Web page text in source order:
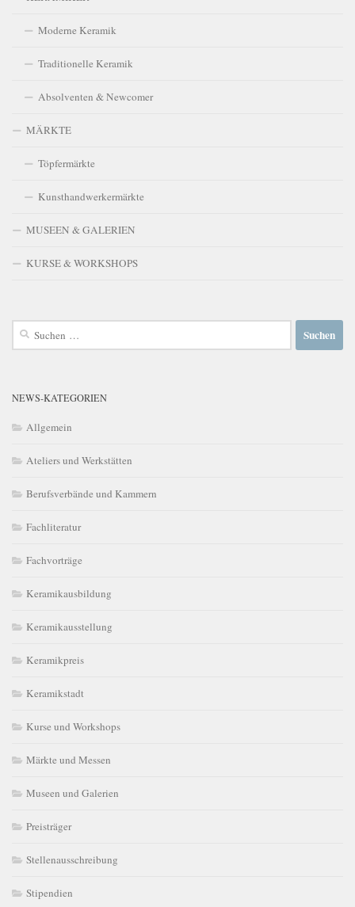
Moderne Keramik
Traditionelle Keramik
Absolventen & Newcomer
MÄRKTE
Töpfermärkte
Kunsthandwerkermärkte
MUSEEN & GALERIEN
KURSE & WORKSHOPS
Suchen
NEWS-KATEGORIEN
Allgemein
Ateliers und Werkstätten
Berufsverbände und Kammern
Fachliteratur
Fachvorträge
Keramikausbildung
Keramikausstellung
Keramikpreis
Keramikstadt
Kurse und Workshops
Märkte und Messen
Museen und Galerien
Preisträger
Stellenausschreibung
Stipendien